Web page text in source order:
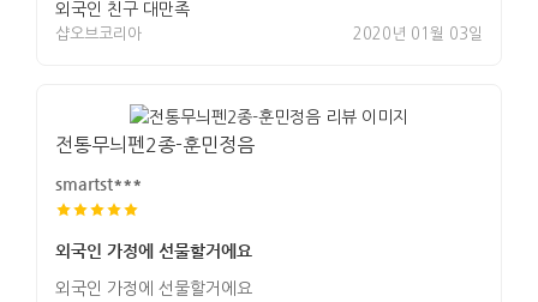
외국인 친구 대만족
샵오브코리아 2020년 01월 03일
전통무늬펜2종-훈민정음
smartst***
외국인 가정에 선물할거에요
외국인 가정에 선물할거에요